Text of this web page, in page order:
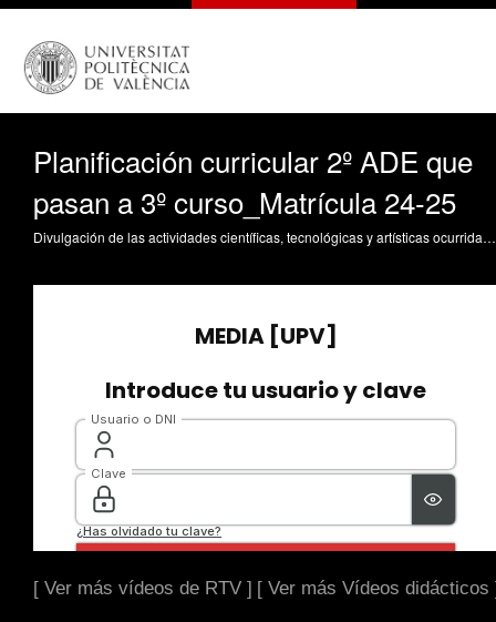
Planificación curricular 2º ADE que
pasan a 3º curso_Matrícula 24-25
Divulgación de las actividades científicas, tecnológicas y artísticas ocurridas en los tres campus de la UPV
[ Ver más vídeos de RTV ] [ Ver más Vídeos didácticos